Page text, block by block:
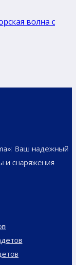
волна с
Ваш надежный
и снаряжения